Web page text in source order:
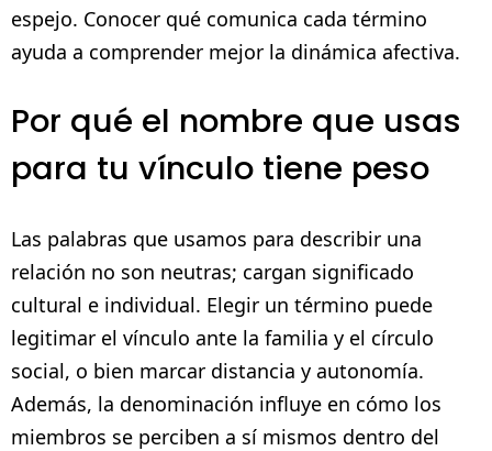
espejo. Conocer qué comunica cada término
ayuda a comprender mejor la dinámica afectiva.
Por qué el nombre que usas
para tu vínculo tiene peso
Las palabras que usamos para describir una
relación no son neutras; cargan significado
cultural e individual. Elegir un término puede
legitimar el vínculo ante la familia y el círculo
social, o bien marcar distancia y autonomía.
Además, la denominación influye en cómo los
miembros se perciben a sí mismos dentro del